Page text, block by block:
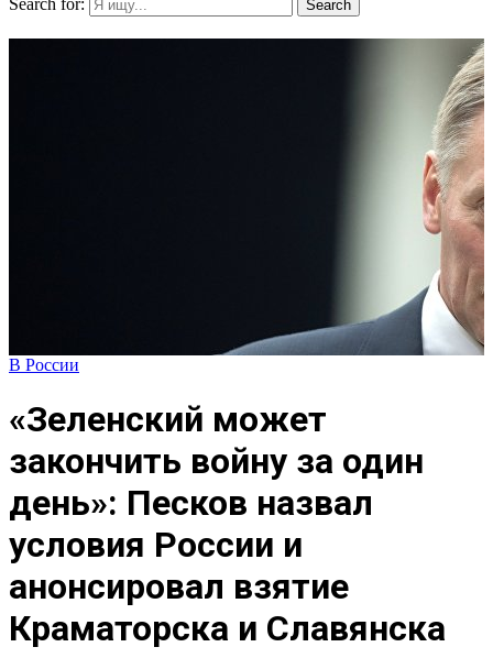
Search for: Search
В России
«Зеленский может
закончить войну за один
день»: Песков назвал
условия России и
анонсировал взятие
Краматорска и Славянска